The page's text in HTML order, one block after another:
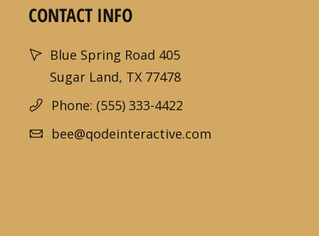
CONTACT INFO
Blue Spring Road 405
Sugar Land, TX 77478
Phone: (555) 333-4422
bee@qodeinteractive.com